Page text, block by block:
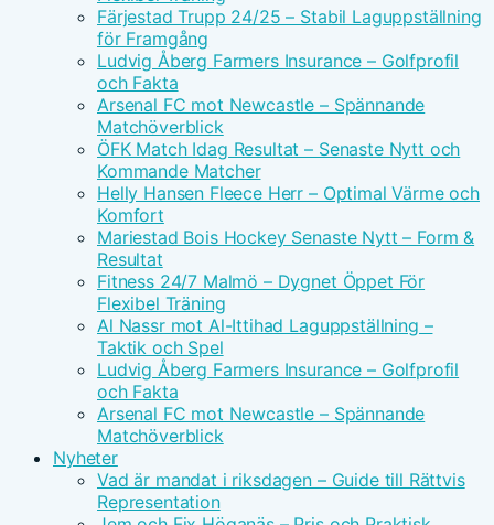
Färjestad Trupp 24/25 – Stabil Laguppställning
för Framgång
Ludvig Åberg Farmers Insurance – Golfprofil
och Fakta
Arsenal FC mot Newcastle – Spännande
Matchöverblick
ÖFK Match Idag Resultat – Senaste Nytt och
Kommande Matcher
Helly Hansen Fleece Herr – Optimal Värme och
Komfort
Mariestad Bois Hockey Senaste Nytt – Form &
Resultat
Fitness 24/7 Malmö – Dygnet Öppet För
Flexibel Träning
Al Nassr mot Al-Ittihad Laguppställning –
Taktik och Spel
Ludvig Åberg Farmers Insurance – Golfprofil
och Fakta
Arsenal FC mot Newcastle – Spännande
Matchöverblick
Nyheter
Vad är mandat i riksdagen – Guide till Rättvis
Representation